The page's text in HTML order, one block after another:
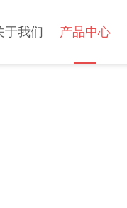
于我们 产品中心